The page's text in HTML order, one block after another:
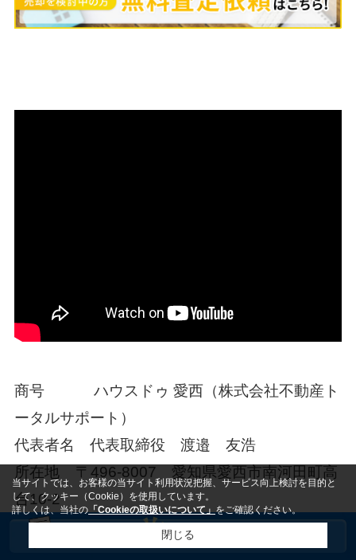
商号 ハウスドゥ 愛西（株式会社不動産ト
ータルサポート）
代表者名 代表取締役 渡邉 友浩
所在地
〒 496-8007 愛知県愛西市南河田町高
台10-2
電話番号0567-22-5665
FAX
0567-22-5670
当サイトでは、お客様の当サイト利用状況把握、サービス向上検討を目的と
して、クッキー（Cookie）を使用しています。
詳しくは、当社の「Cookieの取扱いについて」をご確認ください。
閉じる